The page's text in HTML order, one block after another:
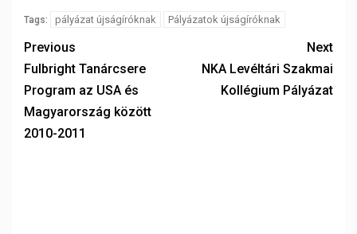
Tags: pályázat újságíróknak Pályázatok újságíróknak
Previous
Fulbright Tanárcsere
Program az USA és
Magyarország között
2010-2011
Next
NKA Levéltári Szakmai
Kollégium Pályázat